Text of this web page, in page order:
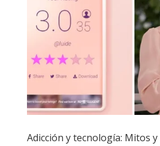
Adicción y tecnología: Mitos